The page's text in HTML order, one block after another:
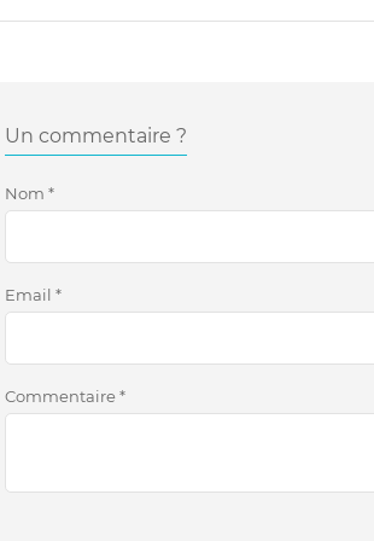
Un commentaire ?
Nom *
Email *
Commentaire*